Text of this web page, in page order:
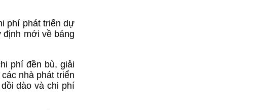
phí phát triển dự
định mới về bảng
phí đền bù, giải
nhà phát triển
dào và chi phí